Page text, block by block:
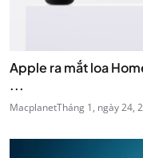
Apple ra mắt loa
...
MacplanetTháng 1, ngày 24,